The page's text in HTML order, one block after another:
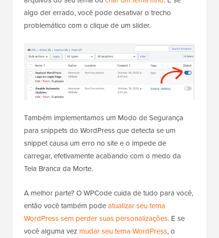
algo der errado, você pode desativar o trecho
problemático com o clique de um slider.
Também implementamos um Modo de Segurança
para snippets do WordPress que detecta se um
snippet causa um erro no site e o impede de
carregar, efetivamente acabando com o medo da
Tela Branca da Morte.
A melhor parte? O WPCode cuida de tudo para você,
então você também podeatualizar seu tema
WordPress sem perder suas personalizações. E se
você alguma vez mudar seu tema WordPress, o